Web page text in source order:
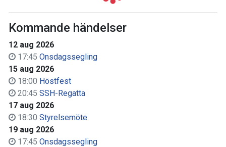
Kommande händelser
12 aug 2026
17:45 Onsdagssegling
15 aug 2026
18:00 Höstfest
20:45 SSH-Regatta
17 aug 2026
18:30 Styrelsemöte
19 aug 2026
17:45 Onsdagssegling